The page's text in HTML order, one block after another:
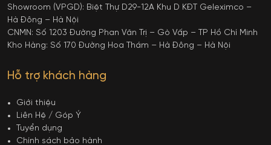
Showroom (VPGD): Biệt Thự D29-12A Khu D KĐT Geleximco –
Hà Đông – Hà Nội
CNMN: Số 1203 Đường Phan Văn Trị – Gò Vấp – TP Hồ Chí Minh
Kho Hàng: Số 170 Đường Hoa Thám – Hà Đông – Hà Nội
Hỗ trợ khách hàng
Giới thiệu
Liên Hệ / Góp Ý
Tuyển dụng
Chính sách bảo hành